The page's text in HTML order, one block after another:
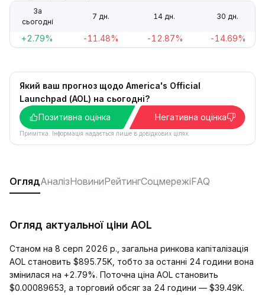
За
сьогодні
7 дн. 14 дн. 30 дн.
+2.79% -11.48% -12.87% -14.69%
Який ваш прогноз щодо America's Official
Launchpad (AOL) на сьогодні?
Позитивна оцінка
Негативна оцінка
Примітка. Інформація надається лише в довідкових цілях.
ОглядАналізНовиниРейтингСоцмережіFAQ
Огляд актуальної ціни AOL
Станом на 8 серп 2026 р., загальна ринкова капіталізація
AOL становить $895.75K, тобто за останні 24 години вона
змінилася на +2.79%. Поточна ціна AOL становить
$0.00089653, а торговий обсяг за 24 години — $39.49K.